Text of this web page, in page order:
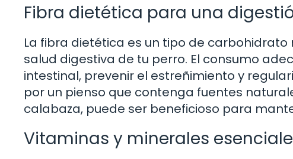
Fibra dietética para una
La fibra dietética es un tipo de
salud digestiva de tu perro. El consumo
intestinal, prevenir el estreñimiento y
por un pienso que contenga fuentes
calabaza, puede ser beneficioso para
Vitaminas y minerales